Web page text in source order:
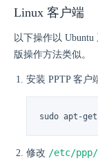
Linux 客户端
以下操作以
版操作方法类似。
安装 PPTP 客户
sudo apt-
修改 /etc/